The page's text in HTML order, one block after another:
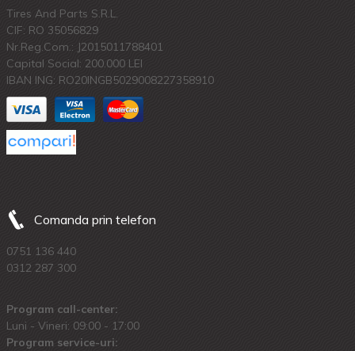
Tires And Parts S.R.L.
CIF: RO 35056829
Nr.Reg.Com.: J2015011788401
Capital Social: 200.000 LEI
IBAN ING: RO20INGB5029008227358910
Comanda prin telefon
0751 136 440
0312 287 300
Program call-center:
Luni - Vineri: 09:00 - 17:00
Program service-uri: